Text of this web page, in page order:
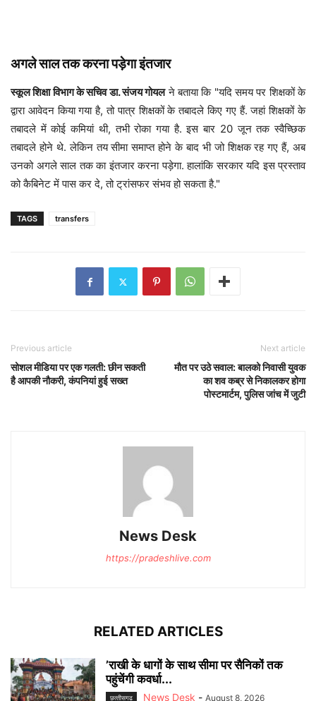
अगले साल तक करना पड़ेगा इंतजार
स्कूल शिक्षा विभाग के सचिव डा. संजय गोयलने बताया कि "यदि समय पर शिक्षकों के
द्वारा आवेदन किया गया है, तो पात्र शिक्षकों के तबादले किए गए हैं. जहां शिक्षकों के
तबादले में कोई कमियां थी, तभी रोका गया है. इस बार 20 जून तक स्वैच्छिक
तबादले होने थे. लेकिन तय सीमा समाप्त होने के बाद भी जो शिक्षक रह गए हैं, अब
उनको अगले साल तक का इंतजार करना पड़ेगा. हालांकि सरकार यदि इस प्रस्ताव
को कैबिनेट में पास कर दे, तो ट्रांसफर संभव हो सकता है."
TAGS transfers
Previous article
सोशल मीडिया पर एक गलती: छीन सकती
है आपकी नौकरी, कंपनियां हुई सख्त
Next article
मौत पर उठे सवाल: बालको निवासी युवक
का शव कब्र से निकालकर होगा
पोस्टमार्टम, पुलिस जांच में जुटी
News Desk
https://pradeshlive.com
RELATED ARTICLES
’राखी के धागों के साथ सीमा पर सैनिकों तक
पहुंचेंगी कवर्धा...
छत्‍तीसगढ News Desk - August 8, 2026